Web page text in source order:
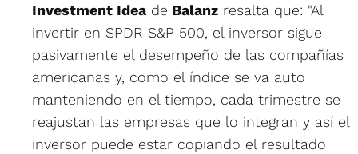
Investment Ideade Balanz resalta que: "Al
invertir en SPDR S&P 500, el inversor sigue
pasivamente el desempeño de las compañías
americanas y, como el índice se va auto
manteniendo en el tiempo, cada trimestre se
reajustan las empresas que lo integran y así el
inversor puede estar copiando el resultado